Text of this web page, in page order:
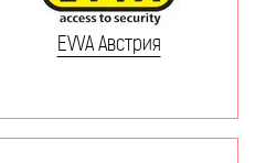
EVVA Австрия